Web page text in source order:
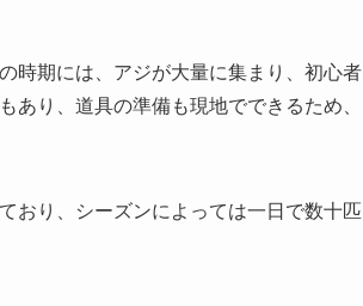
時期には、アジが大量に集まり、初心者
あり、道具の準備も現地でできるため、
おり、シーズンによっては一日で数十匹